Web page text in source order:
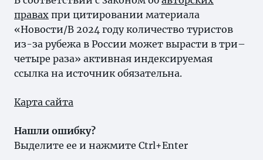
правах при цитировании материала
«Новости/В 2024 году количество туристов
из-за рубежа в России может вырасти в три–
четыре раза» активная индексируемая
ссылка на источник обязательна.
Карта сайта
Нашли ошибку?
Выделите ее и нажмите Ctrl+Enter